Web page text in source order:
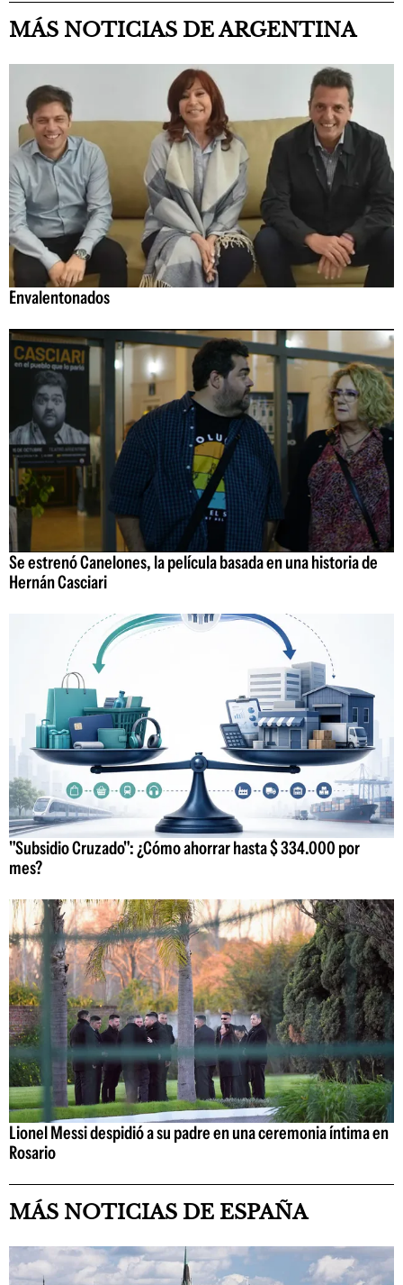
MÁS NOTICIAS DE ARGENTINA
Envalentonados
Se estrenó Canelones, la película basada en una historia de
Hernán Casciari
"Subsidio Cruzado": ¿Cómo ahorrar hasta $ 334.000 por
mes?
Lionel Messi despidió a su padre en una ceremonia íntima en
Rosario
MÁS NOTICIAS DE ESPAÑA